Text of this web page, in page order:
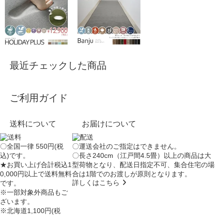
最近チェックした商品
ご利用ガイド
送料について
〇全国一律 550円(税
込)です。
★お買い上げ合計税込1
0,000円以上で送料無料
です。
※一部対象外商品もご
ざいます。
※北海道1,100円(税
お届けについて
〇運送会社のご指定はできません。
〇長さ240cm（江戸間4.5畳）以上の商品は大
型荷物となり、配送日指定不可 、集合住宅の場
合は1階でのお渡しが原則となります。
詳しくはこちら